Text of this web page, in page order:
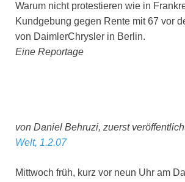
Warum nicht protestieren wie in
Kundgebung gegen Rente mit 67 vor
von DaimlerChrysler in Berlin.
Eine Reportage
von Daniel Behruzi, zuerst
Welt, 1.2.07
Mittwoch früh, kurz vor neun Uhr am